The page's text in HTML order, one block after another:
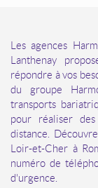
Les agences
Lanthenay
répondre à vos
du groupe
transports
pour réaliser
distance.
Loir-et-Cher à
numéro de
d'urgence.